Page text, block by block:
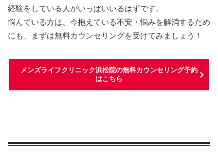
経験をしている人がいっぱいいるはずです。
悩んでいる方は、今抱えている不安・悩みを解消するため
にも、まずは無料カウンセリングを受けてみましょう！
メンズライフクリニック浜松院の無料カウンセリング予約
はこちら